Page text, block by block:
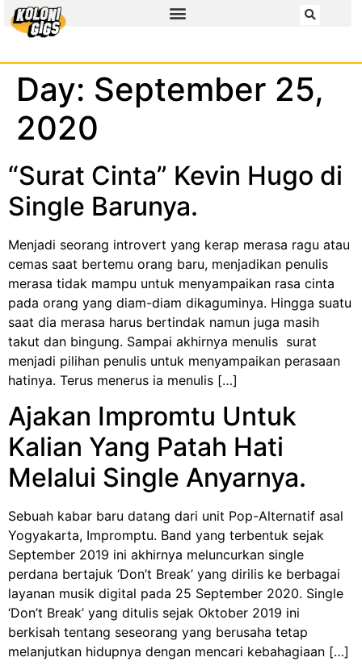
Day: September 25,
2020
“Surat Cinta” Kevin Hugo di
Single Barunya.
Menjadi seorang introvert yang kerap merasa ragu atau
cemas saat bertemu orang baru, menjadikan penulis
merasa tidak mampu untuk menyampaikan rasa cinta
pada orang yang diam-diam dikaguminya. Hingga suatu
saat dia merasa harus bertindak namun juga masih
takut dan bingung. Sampai akhirnya menulis surat
menjadi pilihan penulis untuk menyampaikan perasaan
hatinya. Terus menerus ia menulis […]
Ajakan Impromtu Untuk
Kalian Yang Patah Hati
Melalui Single Anyarnya.
Sebuah kabar baru datang dari unit Pop-Alternatif asal
Yogyakarta, Impromptu. Band yang terbentuk sejak
September 2019 ini akhirnya meluncurkan single
perdana bertajuk ‘Don’t Break’ yang dirilis ke berbagai
layanan musik digital pada 25 September 2020. Single
‘Don’t Break’ yang ditulis sejak Oktober 2019 ini
berkisah tentang seseorang yang berusaha tetap
melanjutkan hidupnya dengan mencari kebahagiaan […]